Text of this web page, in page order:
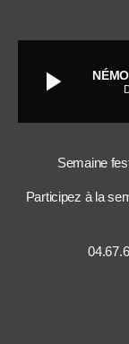
play_arrow
Semaine
Participez à la